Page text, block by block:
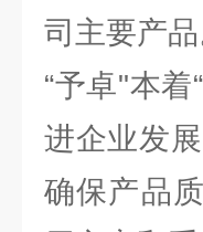
司主要产品
“予卓"本
进企业发
确保产品